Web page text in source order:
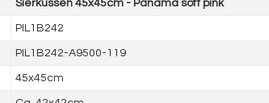
Sierkussen 45x45cm - Panama soft pink
PIL1B242
PIL1B242-A9500-119
45x45cm